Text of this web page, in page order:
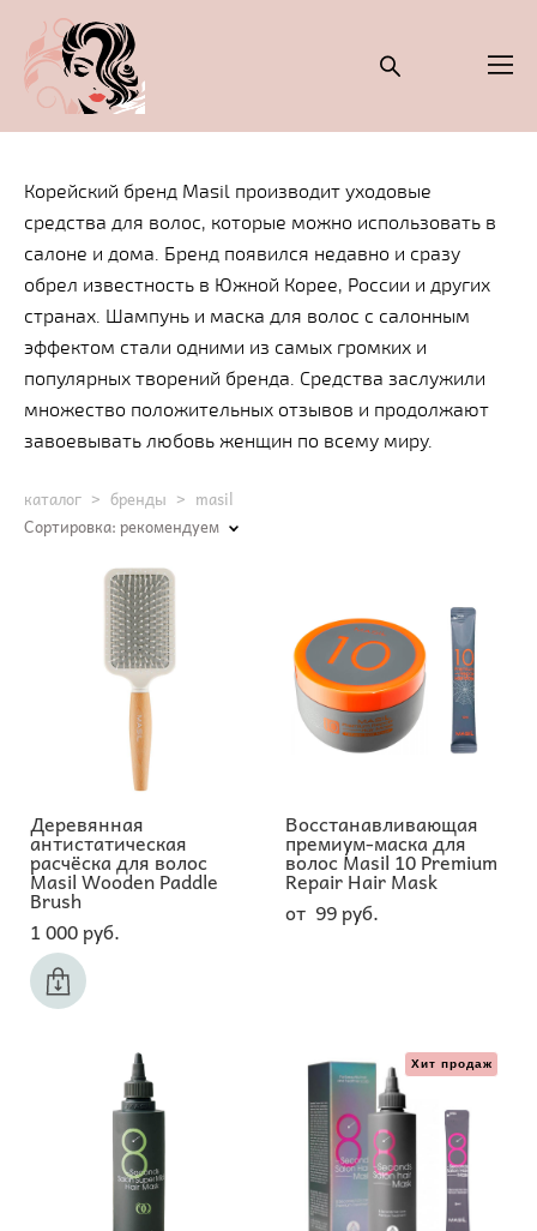
Корейский бренд Masil производит уходовые
средства для волос, которые можно использовать в
салоне и дома. Бренд появился недавно и сразу
обрел известность в Южной Корее, России и других
странах. Шампунь и маска для волос с салонным
эффектом стали одними из самых громких и
популярных творений бренда. Средства заслужили
множество положительных отзывов и продолжают
завоевывать любовь женщин по всему миру.
каталог > бренды > masil
Сортировка:рекомендуем
Деревянная
антистатическая
расчёска для волос
Masil Wooden Paddle
Brush
1 000 pуб.
Восстанавливающая
премиум-маска для
волос Masil 10 Premium
Repair Hair Mask
от 99 pуб.
Хит продаж